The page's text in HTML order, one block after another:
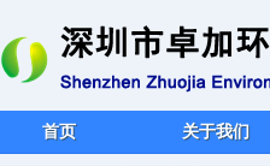
首页 关于我们